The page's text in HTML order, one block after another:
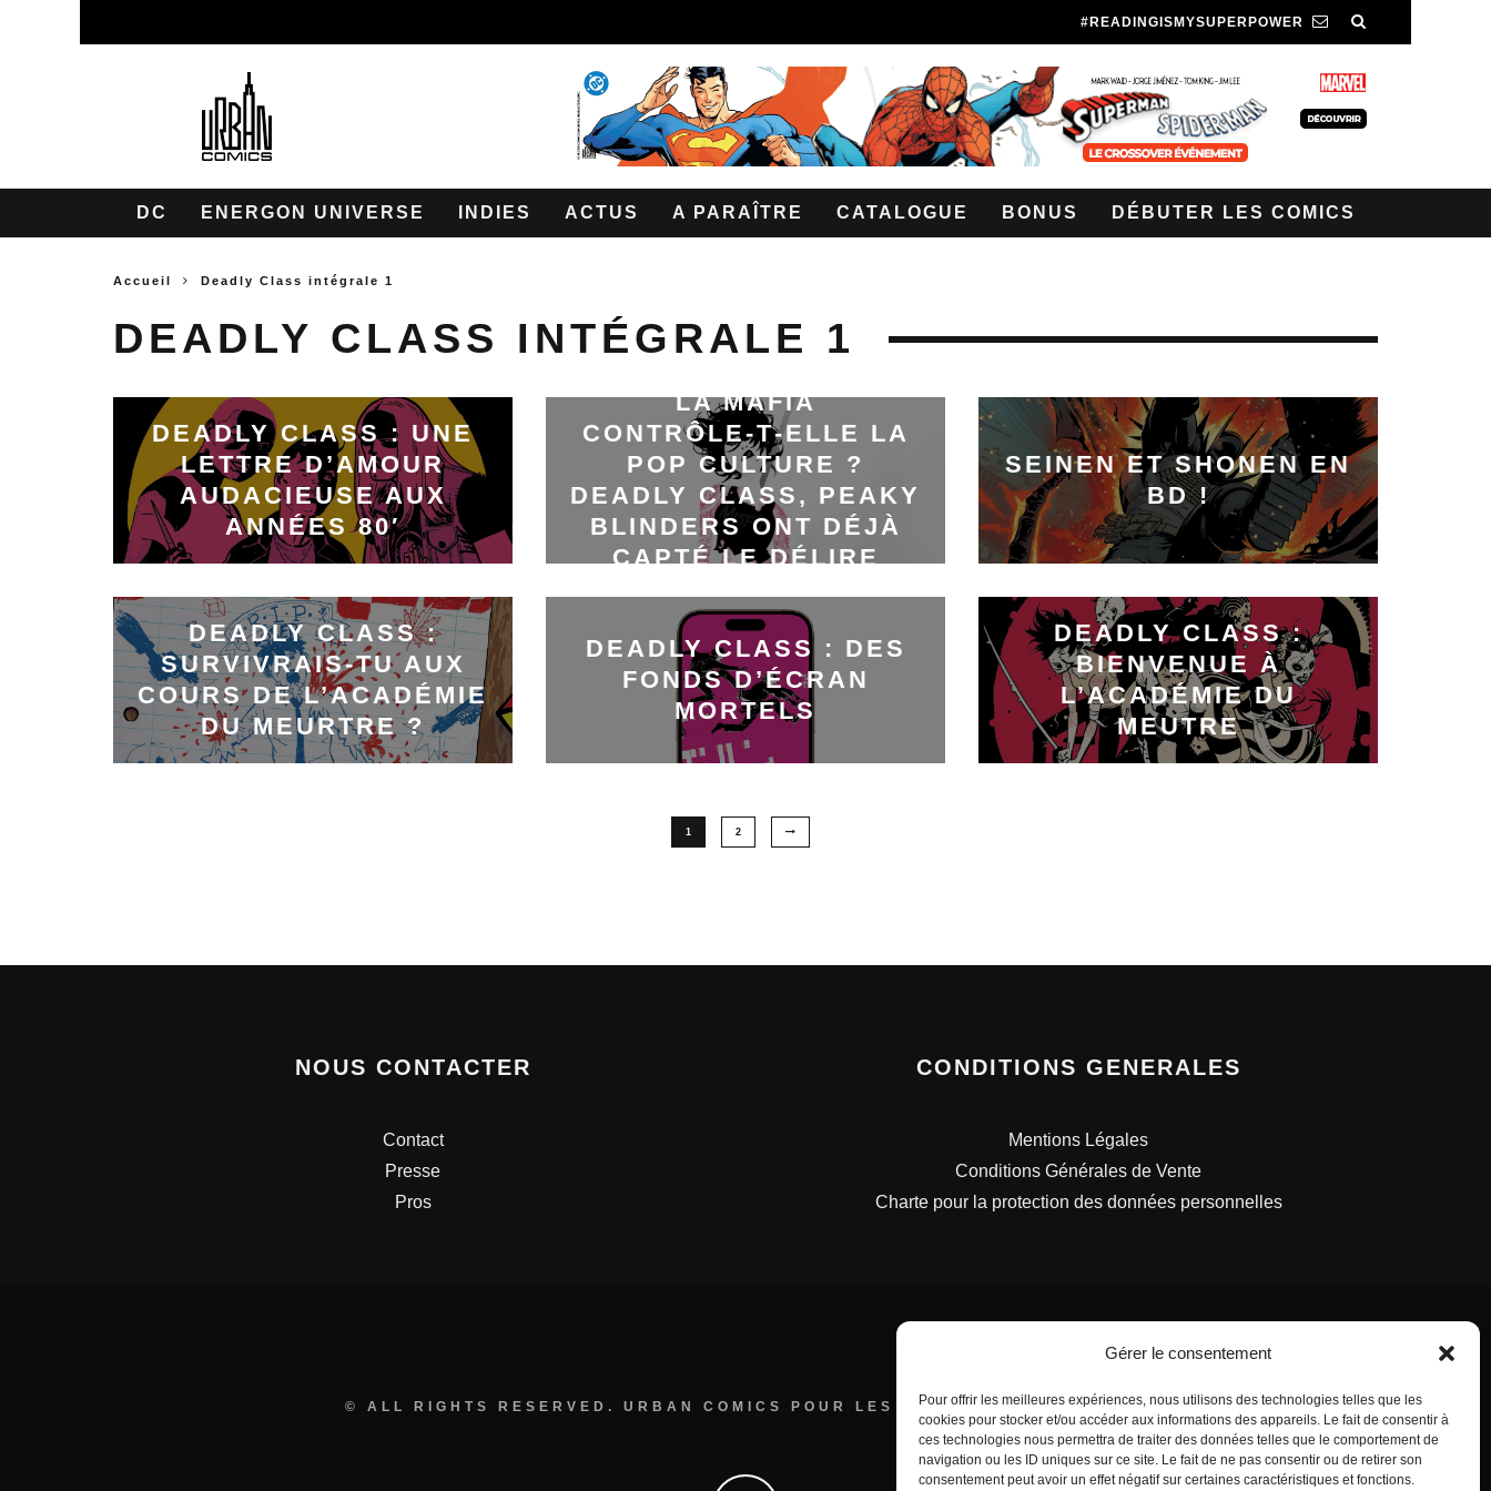
Gérer le consentement
Pour offrir les meilleures expériences, nous utilisons des technologies telles que les
cookies pour stocker et/ou accéder aux informations des appareils. Le fait de consentir à
ces technologies nous permettra de traiter des données telles que le comportement de
navigation ou les ID uniques sur ce site. Le fait de ne pas consentir ou de retirer son
consentement peut avoir un effet négatif sur certaines caractéristiques et fonctions.
#READINGISMYSUPERPOWER
DC ENERGON UNIVERSE INDIES ACTUS A PARAÎTRE CATALOGUE BONUS DÉBUTER LES COMICS
Accueil Deadly Class intégrale 1
DEADLY CLASS INTÉGRALE 1
DEADLY CLASS : UNE
LETTRE D’AMOUR
AUDACIEUSE AUX
ANNÉES 80′
LA MAFIA
CONTRÔLE‑T‑ELLE LA
POP CULTURE ?
DEADLY CLASS, PEAKY
BLINDERS ONT DÉJÀ
CAPTÉ LE DÉLIRE
SEINEN ET SHONEN EN
BD !
DEADLY CLASS :
SURVIVRAIS-TU AUX
COURS DE L’ACADÉMIE
DU MEURTRE ?
DEADLY CLASS : DES
FONDS D’ÉCRAN
MORTELS
DEADLY CLASS :
BIENVENUE À
L’ACADÉMIE DU
MEUTRE
1 2
NOUS CONTACTER
Contact
Presse
Pros
CONDITIONS GENERALES
Mentions Légales
Conditions Générales de Vente
Charte pour la protection des données personnelles
© ALL RIGHTS RESERVED. URBAN COMICS POUR LES ÉDITIONS FRANÇAISES.